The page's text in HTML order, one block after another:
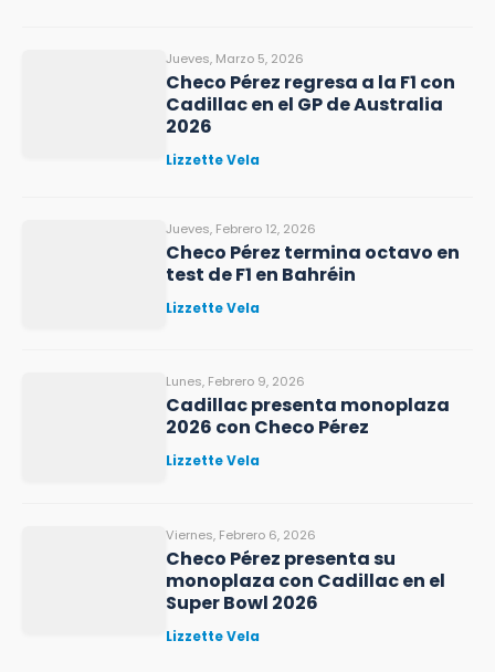
Jueves, Marzo 5, 2026
Checo Pérez regresa a la F1 con
Cadillac en el GP de Australia
2026
Lizzette Vela
Jueves, Febrero 12, 2026
Checo Pérez termina octavo en
test de F1 en Bahréin
Lizzette Vela
Lunes, Febrero 9, 2026
Cadillac presenta monoplaza
2026 con Checo Pérez
Lizzette Vela
Viernes, Febrero 6, 2026
Checo Pérez presenta su
monoplaza con Cadillac en el
Super Bowl 2026
Lizzette Vela